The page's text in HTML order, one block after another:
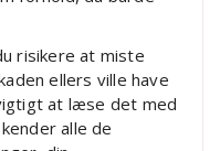
risikere at miste
ellers ville have
at læse det med
alle de